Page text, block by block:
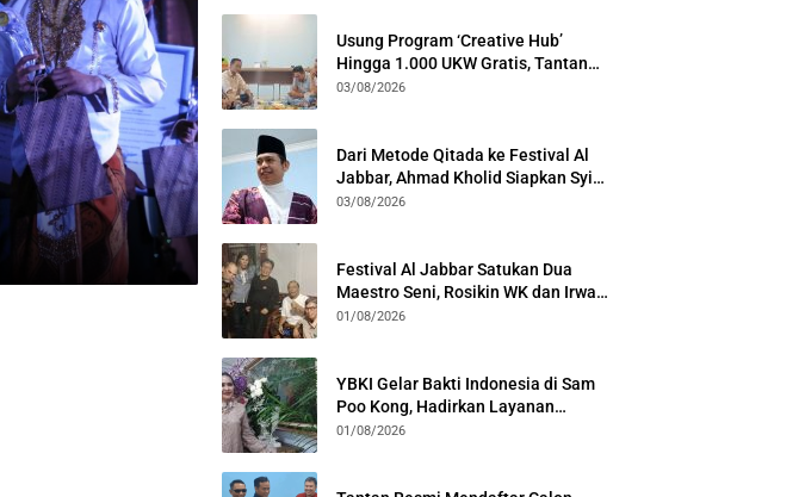
Usung Program ‘Creative Hub’
Hingga 1.000 UKW Gratis, Tantan
Sulthon Paparkan Visi PWI Jabar di
03/08/2026
Dari Metode Qitada ke Festival Al
Jabbar, Ahmad Kholid Siapkan Syiar
Al-Qur’an Lewat Nada
03/08/2026
Festival Al Jabbar Satukan Dua
Maestro Seni, Rosikin WK dan Irwan
Guntari Garap Pertunjukan Kolosal
01/08/2026
YBKI Gelar Bakti Indonesia di Sam
Poo Kong, Hadirkan Layanan
Kesehatan Gratis dan Dialog
01/08/2026